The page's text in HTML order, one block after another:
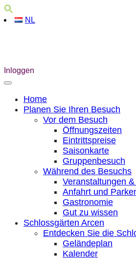
NL
Inloggen
Home
Planen Sie Ihren Besuch
Vor dem Besuch
Öffnungszeiten
Eintrittspreise
Saisonkarte
Gruppenbesuch
Während des Besuchs
Veranstaltungen
Anfahrt und
Gastronomie
Gut zu wissen
Schlossgärten Arcen
Entdecken Sie die
Geländeplan
Kalender